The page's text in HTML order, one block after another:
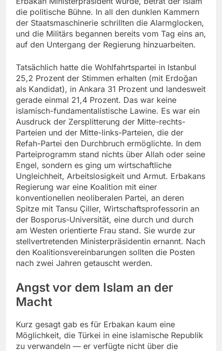
die politische Bühne. In all den dunklen Kammern
der Staatsmaschinerie schrillten die Alarmglocken,
und die Militärs begannen bereits vom Tag eins an,
auf den Untergang der Regierung hinzuarbeiten.
Tatsächlich hatte die Wohlfahrtspartei in Istanbul
25,2 Prozent der Stimmen erhalten (mit Erdoğan
als Kandidat), in Ankara 31 Prozent und landesweit
gerade einmal 21,4 Prozent. Das war keine
islamisch-fundamentalistische Lawine. Es war ein
Ausdruck der Zersplitterung der Mitte-rechts-
Parteien und der Mitte-links-Parteien, die der
Refah-Partei den Durchbruch ermöglichte. In dem
Parteiprogramm stand nichts über Allah oder seine
Engel, sondern es ging um wirtschaftliche
Ungleichheit, Arbeitslosigkeit und Armut. Erbakans
Regierung war eine Koalition mit einer
konventionellen neoliberalen Partei, an deren
Spitze mit Tansu Çiller, Wirtschaftsprofessorin an
der Bosporus-Universität, eine durch und durch
am Westen orientierte Frau stand. Sie wurde zur
stellvertretenden Ministerpräsidentin ernannt. Nach
den Koalitionsvereinbarungen sollten die Posten
nach zwei Jahren getauscht werden.
Angst vor dem Islam an der
Macht
Kurz gesagt gab es für Erbakan kaum eine
Möglichkeit, die Türkei in eine islamische Republik
zu verwandeln — er verfügte nicht über die